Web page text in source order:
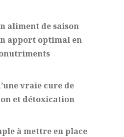
aliment de saison
apport optimal en
vraie cure de
et détoxication
à mettre en place